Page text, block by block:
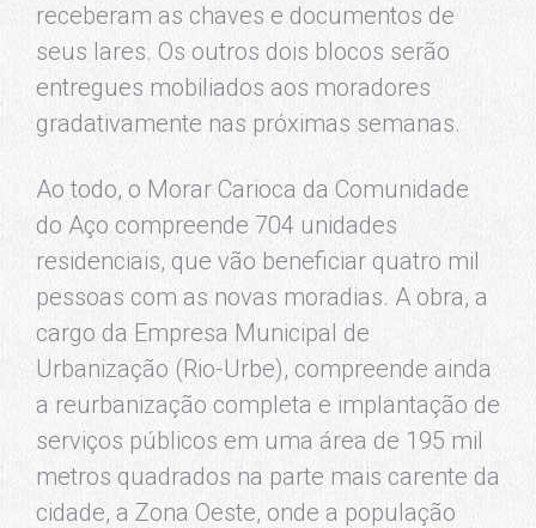
receberam as chaves e documentos de
seus lares. Os outros dois blocos serão
entregues mobiliados aos moradores
gradativamente nas próximas semanas.
Ao todo, o Morar Carioca da Comunidade
do Aço compreende 704 unidades
residenciais, que vão beneficiar quatro mil
pessoas com as novas moradias. A obra, a
cargo da Empresa Municipal de
Urbanização (Rio-Urbe), compreende ainda
a reurbanização completa e implantação de
serviços públicos em uma área de 195 mil
metros quadrados na parte mais carente da
cidade, a Zona Oeste, onde a população